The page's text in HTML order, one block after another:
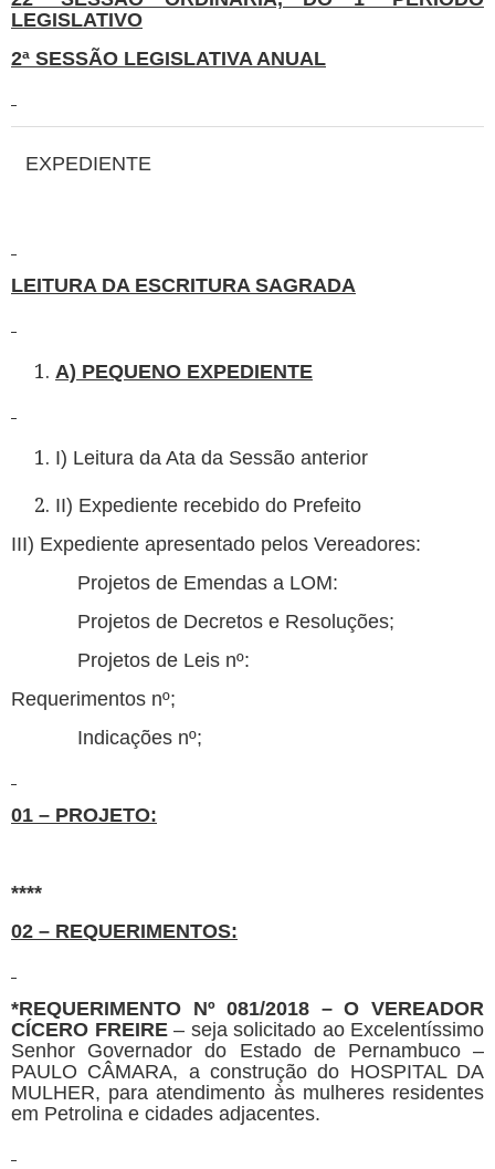
LEGISLATIVO
2ª SESSÃO LEGISLATIVA ANUAL
EXPEDIENTE
LEITURA DA ESCRITURA SAGRADA
A) PEQUENO EXPEDIENTE
I) Leitura da Ata da Sessão anterior
II) Expediente recebido do Prefeito
III) Expediente apresentado pelos Vereadores:
Projetos de Emendas a LOM:
Projetos de Decretos e Resoluções;
Projetos de Leis nº:
Requerimentos nº;
Indicações nº;
01 – PROJETO:
****
02 – REQUERIMENTOS:
*REQUERIMENTO Nº 081/2018 –O VEREADOR
CÍCERO FREIRE– seja solicitado ao Excelentíssimo
Senhor Governador do Estado de Pernambuco –
PAULO CÂMARA, a construção do HOSPITAL DA
MULHER, para atendimento às mulheres residentes
em Petrolina e cidades adjacentes.